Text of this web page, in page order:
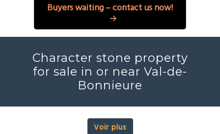
Buyers waiting – contact us now!
Character stone property
for sale in or near Val-de-
Bonnieure
Voir plus